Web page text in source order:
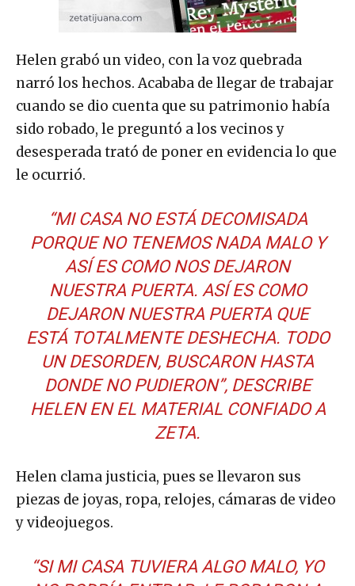
Helen grabó un video, con la voz quebrada
narró los hechos. Acababa de llegar de trabajar
cuando se dio cuenta que su patrimonio había
sido robado, le preguntó a los vecinos y
desesperada trató de poner en evidencia lo que
le ocurrió.
“MI CASA NO ESTÁ DECOMISADA
PORQUE NO TENEMOS NADA MALO Y
ASÍ ES COMO NOS DEJARON
NUESTRA PUERTA. ASÍ ES COMO
DEJARON NUESTRA PUERTA QUE
ESTÁ TOTALMENTE DESHECHA. TODO
UN DESORDEN, BUSCARON HASTA
DONDE NO PUDIERON”, DESCRIBE
HELEN EN EL MATERIAL CONFIADO A
ZETA.
Helen clama justicia, pues se llevaron sus
piezas de joyas, ropa, relojes, cámaras de video
y videojuegos.
“SI MI CASA TUVIERA ALGO MALO, YO